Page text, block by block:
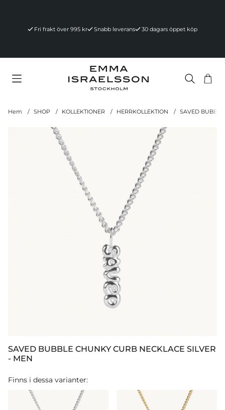
Fri frakt över 995 kr Snabb leverans 30 dagars öppet köp
.
Hem SHOP KOLLEKTIONER HERRKOLLEKTION SAVED
SAVED BUBBLE CHUNKY CURB NECKLACE SILVER
- MEN
Finns i dessa varianter: